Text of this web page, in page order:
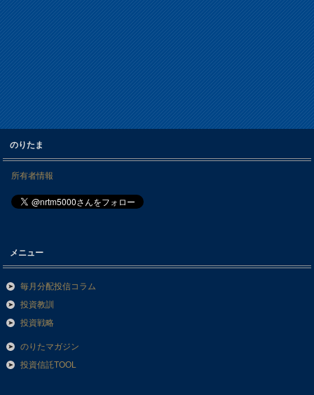
のりたま
所有者情報
メニュー
毎月分配投信コラム
投資教訓
投資戦略
のりたマガジン
投資信託TOOL